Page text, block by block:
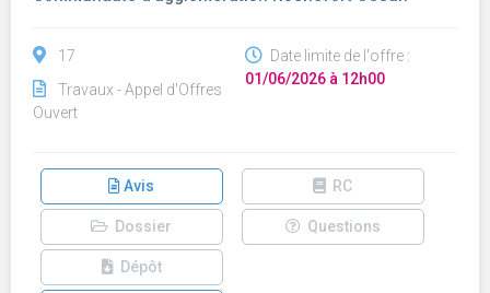
17
Travaux - Appel d'Offres
Ouvert
Date limite de l'offre :
01/06/2026 à 12h00
Avis RC
Dossier Questions
Dépôt